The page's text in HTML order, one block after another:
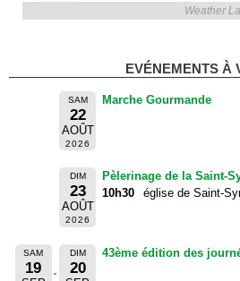
Weather
EVÉNEMENTS À
SAM
22
AOÛT
2026
Marche Gourmande
DIM
23
AOÛT
2026
Pèlerinage de la Saint-
10h30
église de Saint-
SAM
19
DIM
20
43ème édition des